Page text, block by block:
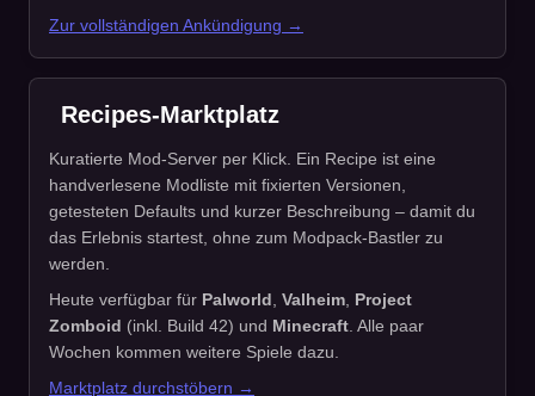
Zur vollständigen Ankündigung →
Recipes-Marktplatz
Kuratierte Mod-Server per Klick. Ein Recipe ist eine
handverlesene Modliste mit fixierten Versionen,
getesteten Defaults und kurzer Beschreibung – damit du
das Erlebnis startest, ohne zum Modpack-Bastler zu
werden.
Heute verfügbar für Palworld Valheim Project
Zomboid (inkl. Build 42) und Minecraft . Alle paar
Wochen kommen weitere Spiele dazu.
Marktplatz durchstöbern →